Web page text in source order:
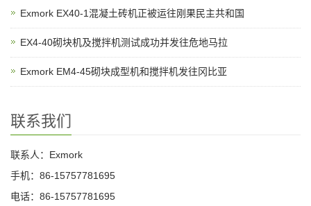
Exmork EX40-1混凝土砖机正被运往刚果民主共和国
EX4-40砌块机及搅拌机测试成功并发往危地马拉
Exmork EM4-45砌块成型机和搅拌机发往冈比亚
联系我们
联系人：Exmork
手机：86-15757781695
电话：86-15757781695